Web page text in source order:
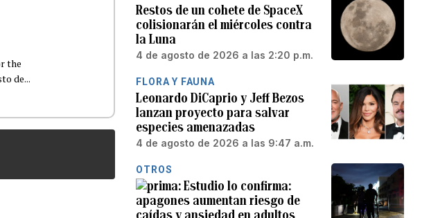
the
de...
Restos de un cohete de SpaceX
colisionarán el miércoles contra
la Luna
4 de agosto de 2026 a las 2:20 p.m.
FLORA Y FAUNA
Leonardo DiCaprio y Jeff Bezos
lanzan proyecto para salvar
especies amenazadas
4 de agosto de 2026 a las 9:47 a.m.
OTROS
Estudio lo confirma:
apagones aumentan riesgo de
caídas y ansiedad en adultos